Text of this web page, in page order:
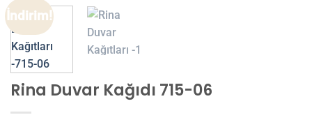
İndirim!
Rina Duvar Kağıdı 715-06